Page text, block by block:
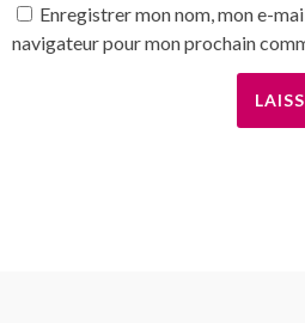
Enregistrer mon nom, mon e-
navigateur pour mon prochain